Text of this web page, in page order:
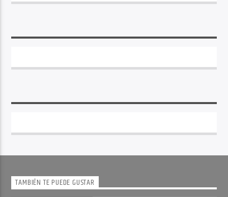
TAMBIÉN TE PUEDE GUSTAR